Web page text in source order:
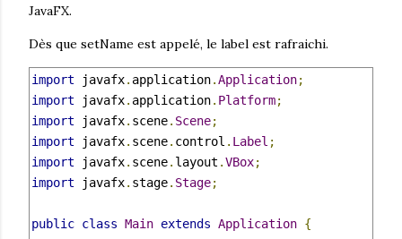
JavaFX.
Dès que setName est appelé, le label est rafraichi.
import javafx. application.Application;
import javafx. application. Platform;
import javafx. scene. Scene;
import javafx. scene. control . Label ;
import javafx. scene. layout .VBox;
import javafx. stage. Stage;
public class Main extends Application {